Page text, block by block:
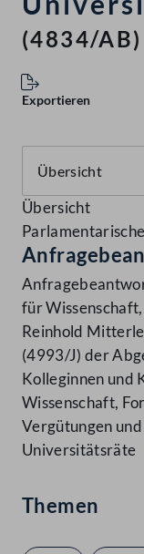
(4834/AB)
Exportieren
Übersicht
für
Reinhold
(4993/J) der
Kolleginnen und
Wissenschaft,
Vergütungen
Universitätsräte
Themen